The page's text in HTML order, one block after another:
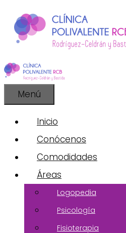
contenido
Menú
Inicio
Conócenos
Comodidades
Áreas
Logopedia
Psicología
Fisioterapia